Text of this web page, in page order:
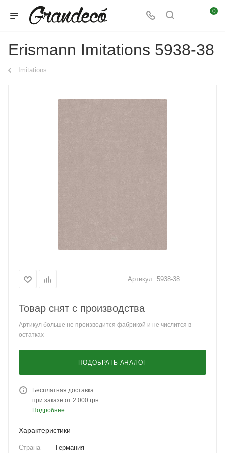
0
Erismann Imitations 5938-38
Imitations
Артикул: 5938-38
Товар снят с производства
Артикул больше не производится фабрикой и не числится в
остатках
ПОДОБРАТЬ АНАЛОГ
Бесплатная доставка
при заказе от 2 000 грн
Подробнее
Характеристики
Страна —
Германия